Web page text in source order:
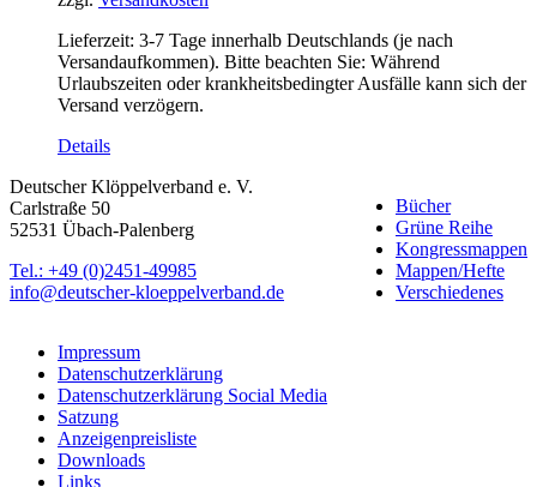
Lieferzeit: 3-7 Tage innerhalb Deutschlands (je nach
Versandaufkommen). Bitte beachten Sie: Während
Urlaubszeiten oder krankheitsbedingter Ausfälle kann sich der
Versand verzögern.
Details
Bücher
Grüne Reihe
Kongressmappen
Mappen/Hefte
Verschiedenes
Deutscher Klöppelverband e. V.
Carlstraße 50
52531 Übach-Palenberg
Tel.: +49 (0)2451-49985
info@deutscher-kloeppelverband.de
Impressum
Datenschutzerklärung
Datenschutzerklärung Social Media
Satzung
Anzeigenpreisliste
Downloads
Links